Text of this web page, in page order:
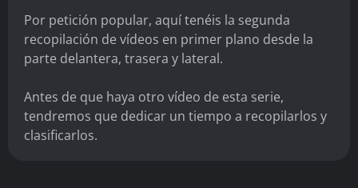
Por petición popular, aquí tenéis la segunda
recopilación de vídeos en primer plano desde la
parte delantera, trasera y lateral.
Antes de que haya otro vídeo de esta serie,
tendremos que dedicar un tiempo a recopilarlos y
clasificarlos.